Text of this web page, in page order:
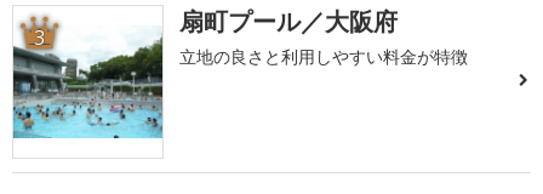
3 扇町プール／大阪府
立地の良さと利用しやすい料金が特徴